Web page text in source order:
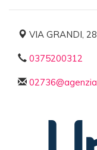
VIA GRANDI,
0375200312